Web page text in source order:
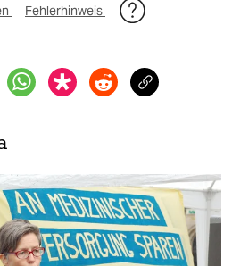
Fehlerhinweis